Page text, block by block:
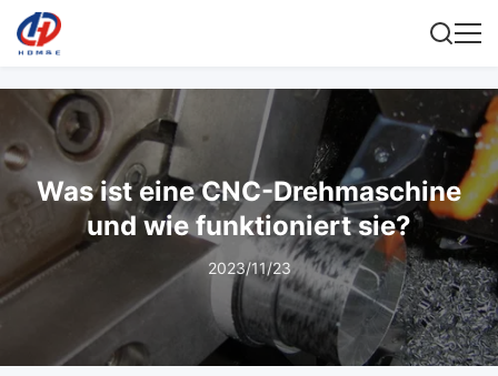
Was ist eine CNC-Drehmaschine
und wie funktioniert sie?
2023/11/23